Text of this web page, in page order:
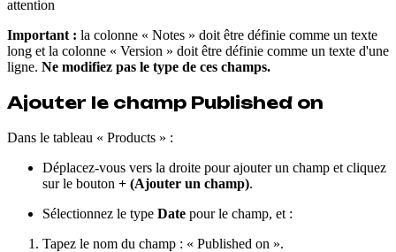
attention
Important : la colonne « Notes » doit être définie comme un texte
long et la colonne « Version » doit être définie comme un texte d'une
ligne. Ne modifiez pas le type de ces champs.
Ajouter le champ Published on
Dans le tableau « Products » :
Déplacez-vous vers la droite pour ajouter un champ et cliquez
sur le bouton + (Ajouter un champ).
Sélectionnez le type Date pour le champ, et :
Tapez le nom du champ : « Published on ».